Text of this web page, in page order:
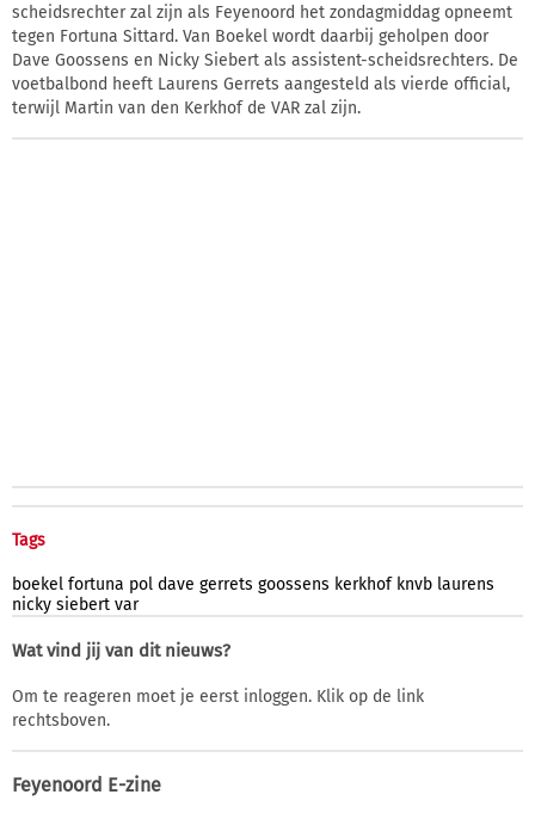
scheidsrechter zal zijn als Feyenoord het zondagmiddag opneemt
tegen Fortuna Sittard. Van Boekel wordt daarbij geholpen door
Dave Goossens en Nicky Siebert als assistent-scheidsrechters. De
voetbalbond heeft Laurens Gerrets aangesteld als vierde official,
terwijl Martin van den Kerkhof de VAR zal zijn.
Tags
boekel fortuna pol dave gerrets goossens kerkhof knvb laurens
nicky siebert var
Wat vind jij van dit nieuws?
Om te reageren moet je eerst inloggen. Klik op de link
rechtsboven.
Feyenoord E-zine